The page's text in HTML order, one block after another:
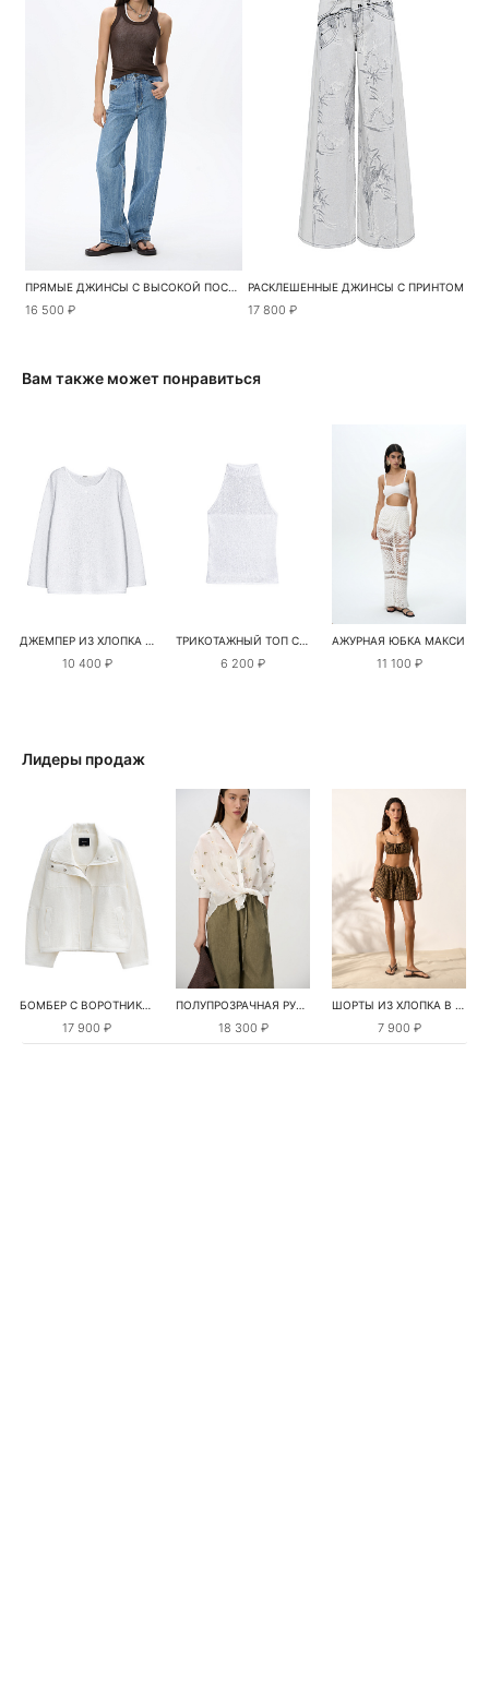
ПРЯМЫЕ ДЖИНСЫ С ВЫСОКОЙ ПОСАДКОЙ
16 500 ₽
РАСКЛЕШЕННЫЕ ДЖИНСЫ С ПРИНТОМ
17 800 ₽
Вам также может понравиться
ДЖЕМПЕР ИЗ ХЛОПКА С ПАЙЕТКАМИ И ЛЮРЕКСОМ
10 400 ₽
ТРИКОТАЖНЫЙ ТОП С АМЕРИКАНСКОЙ ПРОЙМОЙ
6 200 ₽
АЖУРНАЯ ЮБКА МАКСИ
11 100 ₽
Лидеры продаж
БОМБЕР С ВОРОТНИКОМ-СТОЙКОЙ
17 900 ₽
ПОЛУПРОЗРАЧНАЯ РУБАШКА С РОМАШКАМИ
18 300 ₽
ШОРТЫ ИЗ ХЛОПКА В КЛЕТКУ
7 900 ₽